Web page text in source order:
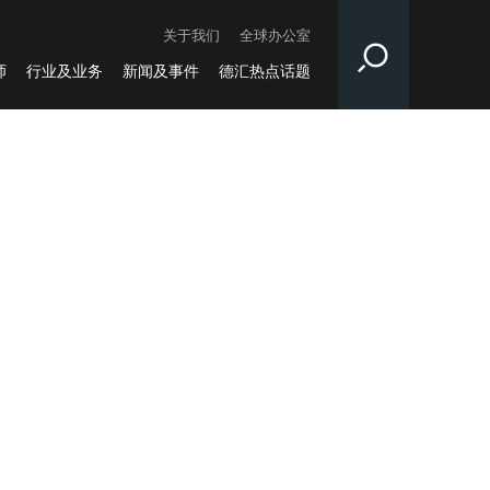
关于我们 全球办公室
行业及业务 新闻及事件 德汇热点话题